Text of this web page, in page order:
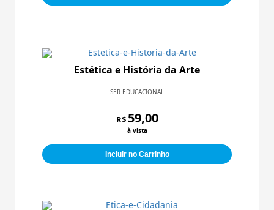
Estética e História da Arte
SER EDUCACIONAL
R$ 59,00
à vista
Incluir no Carrinho